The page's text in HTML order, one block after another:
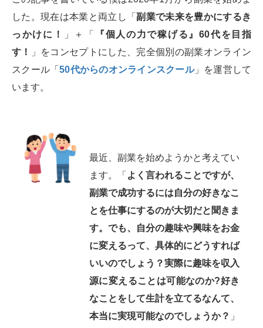
した。現在は本業と両立し「副業で未来を豊かにするき
っかけに！
」＋「
『個人の力で稼げる』60代を目指
す！
」をコンセプトにした、完全個別の副業オンライン
スクール「50代からのオンラインスクール」を運営して
います。
最近、副業を始めようかと考えてい
ます。「 よく言われることですが、
副業で成功するには自分の好きなこ
とを仕事にするのが大切だと聞きま
す。でも、自分の趣味や興味をお金
に変えるって、具体的にどうすれば
いいのでしょう？実際に趣味を収入
源に変えることは可能なのか?好き
なことをして生計を立てるなんて、
本当に実現可能なのでしょうか？ 」